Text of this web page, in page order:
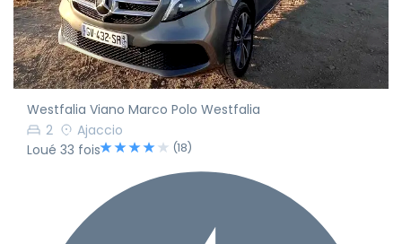
Westfalia Viano Marco Polo Westfalia
2
Ajaccio
Loué 33 fois
(18)